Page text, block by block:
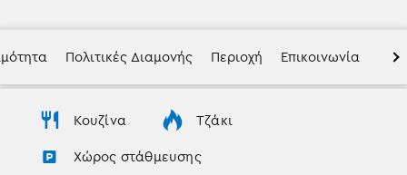
n
Πολιτικές Διαμονής Περιοχή Επικοινωνία
Κουζίνα Τζάκι
Χώρος στάθμευσης